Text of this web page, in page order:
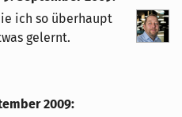
ich so überhaupt
gelernt.
2009: